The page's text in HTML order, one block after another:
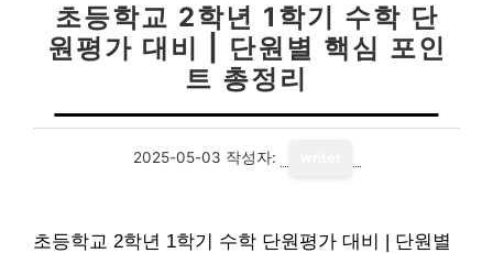
초등학교 2학년 1학기 수학 단
원평가 대비 | 단원별 핵심 포인
트 총정리
2025-05-03 작성자:
초등학교 2학년 1학기 수학 단원평가 대비 | 단원별